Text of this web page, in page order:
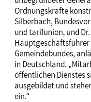
Ordnungskräfte
Silberbach,
und tarifunion, und
Hauptgeschäftsführer
Gemeindebundes,
in Deutschland.
öffentlichen Dienstes
ausgebildet und
ein.“